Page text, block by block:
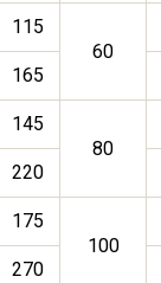
115
60
165
145
80
220
175
100
270